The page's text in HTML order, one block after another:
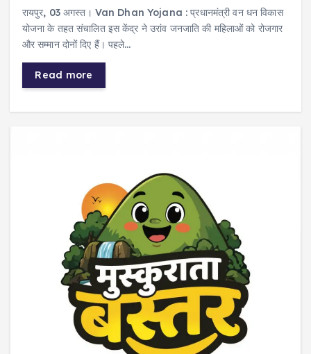
रायपुर, 03 अगस्त। Van Dhan Yojana : प्रधानमंत्री वन धन विकास
योजना के तहत संचालित इस केंद्र ने उरांव जनजाति की महिलाओं को रोजगार
और सम्मान दोनों दिए हैं। पहले…
Read more